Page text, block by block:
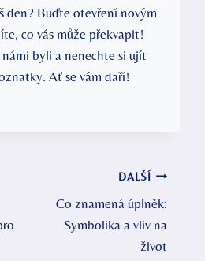
den? Buďte otevření novým
co vás může překvapit!
byli a nenechte si ujít
Ať se vám daří!
DALŠÍ
Co znamená úplněk:
Symbolika a vliv na
život